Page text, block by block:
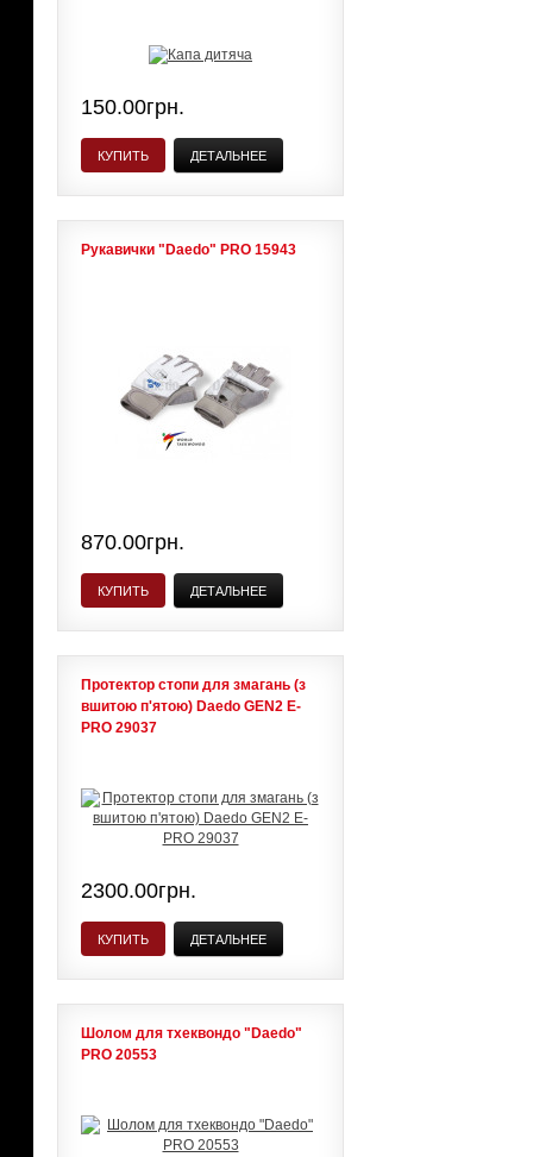
150.00грн.
КУПИТЬ ДЕТАЛЬНЕЕ
Рукавички "Daedo" PRO 15943
870.00грн.
КУПИТЬ ДЕТАЛЬНЕЕ
Протектор стопи для змагань (з
вшитою п'ятою) Daedo GEN2 E-
PRO 29037
2300.00грн.
КУПИТЬ ДЕТАЛЬНЕЕ
Шолом для тхеквондо "Daedo"
PRO 20553